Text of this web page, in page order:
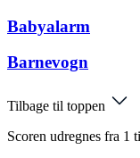
Babyalarm
Barnevogn
Tilbage til toppen
Scoren udregnes fra 1